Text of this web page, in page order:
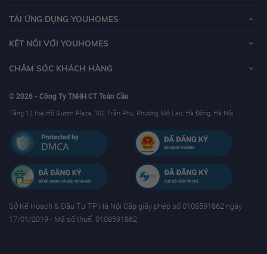
TẢI ỨNG DỤNG YOUHOMES
KẾT NỐI VỚI YOUHOMES
CHĂM SÓC KHÁCH HÀNG
© 2026 - Công Ty TNHH CT Toàn Cầu
Tầng 12 toà Hồ Gươm Plaza, 102 Trần Phú, Phường Mộ Lao, Hà Đông, Hà Nội
Sở Kế Hoạch & Ðầu Tư TP Hà Nội Cấp giấy phép số 0108591862 ngày
17/01/2019 - Mã số thuế: 0108591862